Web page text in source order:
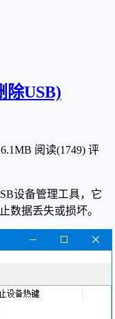
除USB)
阅读(1749) 评
设备管理工具，它
数据丢失或损坏。